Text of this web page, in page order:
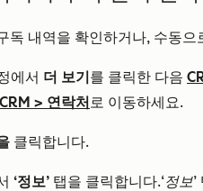
독 내역을 확인하거나, 수동
에서 더 보기를 클릭한 다음
CRM > 연락처로 이동하세요.
클릭합니다.
‘정보’ 탭을 클릭합니다.‘정보’